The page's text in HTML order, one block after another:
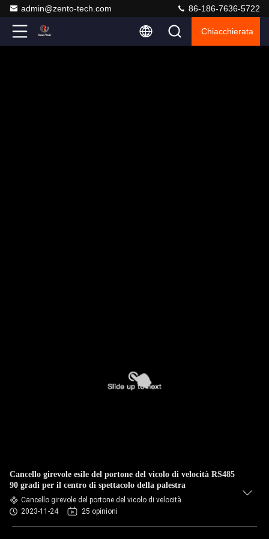
admin@zento-tech.com 86-186-7636-5722
Chiacchierata
Cancello girevole esile del portone del vicolo di velocità RS485
90 gradi per il centro di spettacolo della palestra
Cancello girevole del portone del vicolo di velocità
2023-11-24
25 opinioni